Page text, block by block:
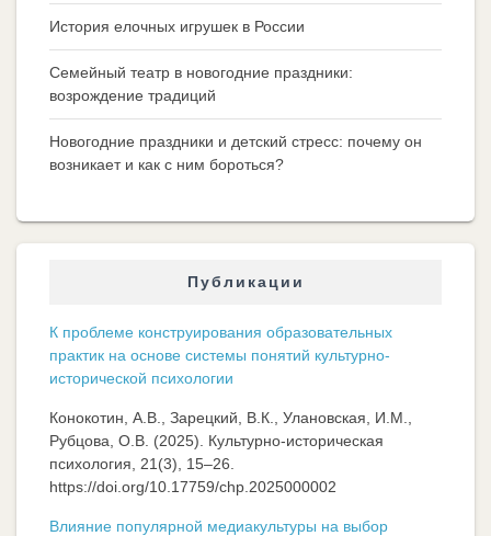
История елочных игрушек в России
Семейный театр в новогодние праздники:
возрождение традиций
Новогодние праздники и детский стресс: почему он
возникает и как с ним бороться?
Публикации
К проблеме конструирования образовательных
практик на основе системы понятий культурно-
исторической психологии
Конокотин, А.В., Зарецкий, В.К., Улановская, И.М.,
Рубцова, О.В. (2025). Культурно-историческая
психология, 21(3), 15–26.
https://doi.org/10.17759/chp.2025000002
Влияние популярной медиакультуры на выбор